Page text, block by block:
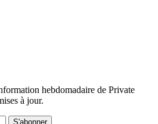
hebdomadaire de Private
à jour.
S'abonner